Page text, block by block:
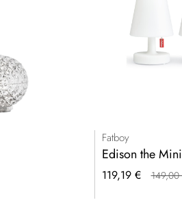
Fatboy
Edison the
Prezzo
119,19 €